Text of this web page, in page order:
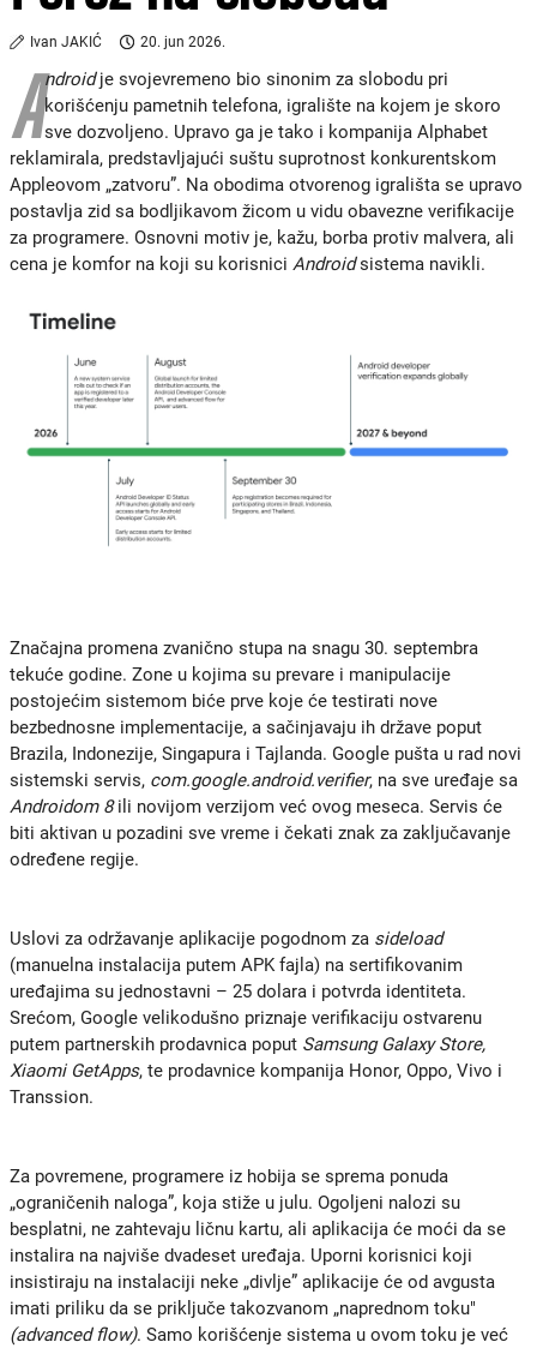
Ivan JAKIĆ 20. jun 2026.
Androidje svojevremeno bio sinonim za slobodu pri
korišćenju pametnih telefona, igralište na kojem je skoro
sve dozvoljeno. Upravo ga je tako i kompanija Alphabet
reklamirala, predstavljajući suštu suprotnost konkurentskom
Appleovom „zatvoru”. Na obodima otvorenog igrališta se upravo
postavlja zid sa bodljikavom žicom u vidu obavezne verifikacije
za programere. Osnovni motiv je, kažu, borba protiv malvera, ali
cena je komfor na koji su korisnici Androidsistema navikli.
Značajna promena zvanično stupa na snagu 30. septembra
tekuće godine. Zone u kojima su prevare i manipulacije
postojećim sistemom biće prve koje će testirati nove
bezbednosne implementacije, a sačinjavaju ih države poput
Brazila, Indonezije, Singapura i Tajlanda. Google pušta u rad novi
sistemski servis, com.google.android.verifier, na sve uređaje sa
Androidom 8ili novijom verzijom već ovog meseca. Servis će
biti aktivan u pozadini sve vreme i čekati znak za zaključavanje
određene regije.
Uslovi za održavanje aplikacije pogodnom za sideload
(manuelna instalacija putem APK fajla) na sertifikovanim
uređajima su jednostavni – 25 dolara i potvrda identiteta.
Srećom, Google velikodušno priznaje verifikaciju ostvarenu
putem partnerskih prodavnica poput Samsung Galaxy Store,
Xiaomi GetApps, te prodavnice kompanija Honor, Oppo, Vivo i
Transsion.
Za povremene, programere iz hobija se sprema ponuda
„ograničenih naloga”, koja stiže u julu. Ogoljeni nalozi su
besplatni, ne zahtevaju ličnu kartu, ali aplikacija će moći da se
instalira na najviše dvadeset uređaja. Uporni korisnici koji
insistiraju na instalaciji neke „divlje” aplikacije će od avgusta
imati priliku da se priključe takozvanom „naprednom toku"
(advanced flow). Samo korišćenje sistema u ovom toku je već